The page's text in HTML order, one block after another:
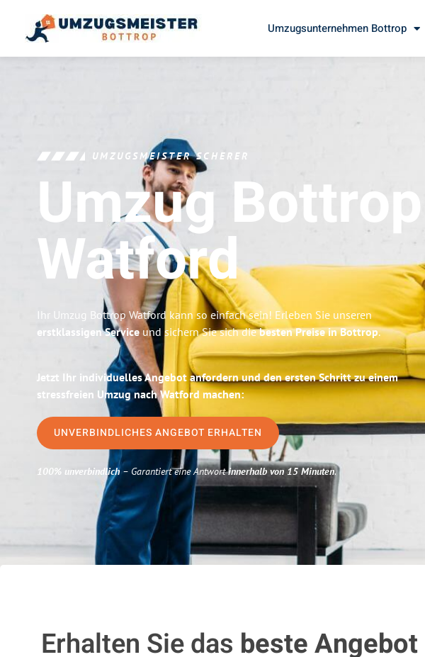
Umzugsunternehmen Bottrop
UMZUGSMEISTER SCHERER
Umzug Bottrop
Watford
Ihr Umzug Bottrop Watford kann so einfach sein! Erleben Sie unseren
erstklassigen Service und sichern Sie sich diebesten Preise in Bottrop.
Jetzt Ihr individuelles Angebot anfordern und den ersten Schritt zu einem
stressfreien Umzug nach Watford machen:
UNVERBINDLICHES ANGEBOT ERHALTEN
100% unverbindlich– Garantiert eine Antwortinnerhalb von 15 Minuten.
Erhalten Sie das beste Angebot